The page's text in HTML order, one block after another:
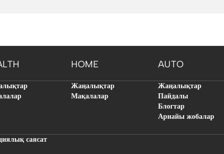
HOME AUTO
Жаңалықтар
Мақалалар
Жаңалықтар
Пайдалы
Блогтар
Арнайы жобалар
саясат